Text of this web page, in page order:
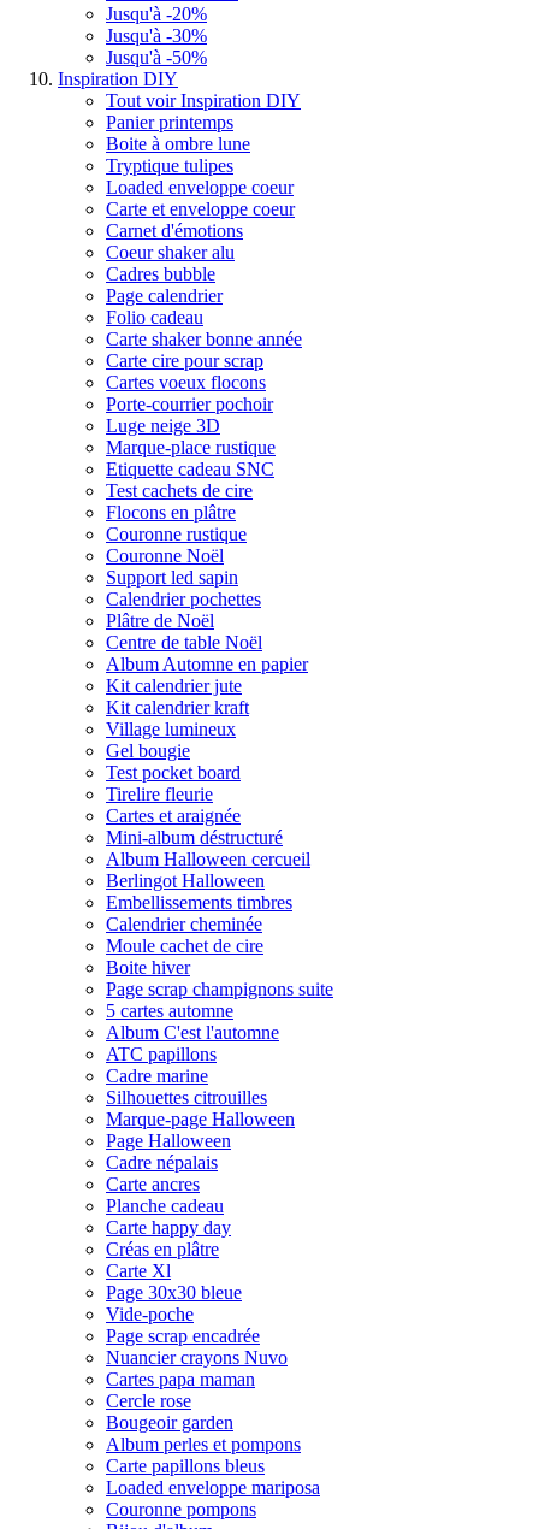
Jusqu'à -20%
Jusqu'à -30%
Jusqu'à -50%
Inspiration DIY
Tout voir Inspiration DIY
Panier printemps
Boite à ombre lune
Tryptique tulipes
Loaded enveloppe coeur
Carte et enveloppe coeur
Carnet d'émotions
Coeur shaker alu
Cadres bubble
Page calendrier
Folio cadeau
Carte shaker bonne année
Carte cire pour scrap
Cartes voeux flocons
Porte-courrier pochoir
Luge neige 3D
Marque-place rustique
Etiquette cadeau SNC
Test cachets de cire
Flocons en plâtre
Couronne rustique
Couronne Noël
Support led sapin
Calendrier pochettes
Plâtre de Noël
Centre de table Noël
Album Automne en papier
Kit calendrier jute
Kit calendrier kraft
Village lumineux
Gel bougie
Test pocket board
Tirelire fleurie
Cartes et araignée
Mini-album déstructuré
Album Halloween cercueil
Berlingot Halloween
Embellissements timbres
Calendrier cheminée
Moule cachet de cire
Boite hiver
Page scrap champignons suite
5 cartes automne
Album C'est l'automne
ATC papillons
Cadre marine
Silhouettes citrouilles
Marque-page Halloween
Page Halloween
Cadre népalais
Carte ancres
Planche cadeau
Carte happy day
Créas en plâtre
Carte Xl
Page 30x30 bleue
Vide-poche
Page scrap encadrée
Nuancier crayons Nuvo
Cartes papa maman
Cercle rose
Bougeoir garden
Album perles et pompons
Carte papillons bleus
Loaded enveloppe mariposa
Couronne pompons